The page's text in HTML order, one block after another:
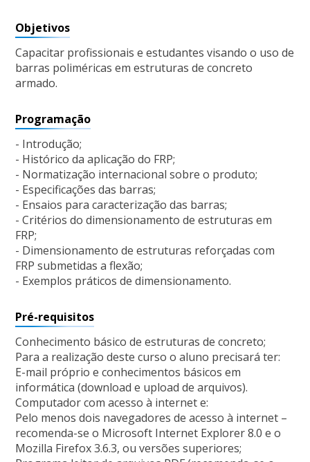
Objetivos
Capacitar profissionais e estudantes visando o uso de
barras poliméricas em estruturas de concreto
armado.
Programação
- Introdução;
- Histórico da aplicação do FRP;
- Normatização internacional sobre o produto;
- Especificações das barras;
- Ensaios para caracterização das barras;
- Critérios do dimensionamento de estruturas em
FRP;
- Dimensionamento de estruturas reforçadas com
FRP submetidas a flexão;
- Exemplos práticos de dimensionamento.
Pré-requisitos
Conhecimento básico de estruturas de concreto;
Para a realização deste curso o aluno precisará ter:
E-mail próprio e conhecimentos básicos em
informática (download e upload de arquivos).
Computador com acesso à internet e:
Pelo menos dois navegadores de acesso à internet –
recomenda-se o Microsoft Internet Explorer 8.0 e o
Mozilla Firefox 3.6.3, ou versões superiores;